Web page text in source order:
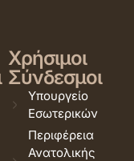
Χρήσιμοι
Σύνδεσμοι
Υπουργείο
Εσωτερικών
Περιφέρεια
Ανατολικής